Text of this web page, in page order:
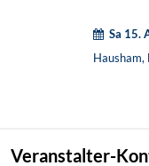
Sa 15.
Hausham,
Veranstalter-